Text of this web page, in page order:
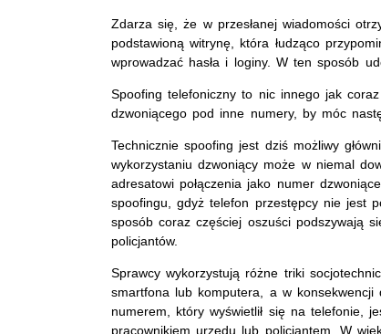
Zdarza się, że w przesłanej wiadomości
podstawioną witrynę, która łudząco
wprowadzać hasła i loginy. W ten sposób
Spoofing telefoniczny to nic innego jak
dzwoniącego pod inne numery, by móc
Technicznie spoofing jest dziś możliwy
wykorzystaniu dzwoniący może w niemal
adresatowi połączenia jako numer
spoofingu, gdyż telefon przestępcy nie jest
sposób coraz częściej oszuści podszywają
policjantów.
Sprawcy wykorzystują różne triki
smartfona lub komputera, a w
numerem, który wyświetlił się na telefonie,
pracownikiem urzędu lub policjantem. W